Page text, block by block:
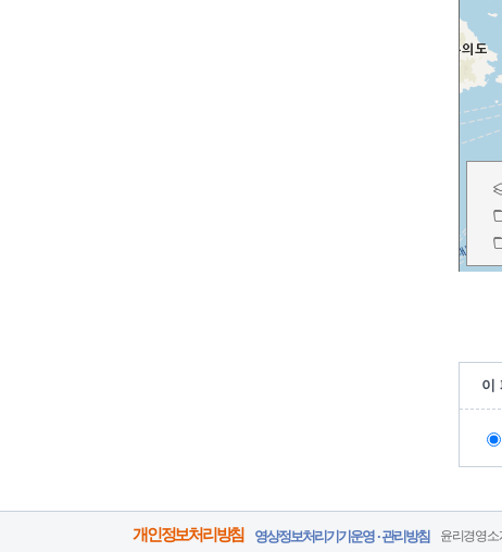
이
개인정보처리방침 영상정보처리기기운영 · 관리방침 윤리경영소